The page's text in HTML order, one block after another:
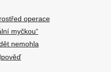
operace
myčkou“
nemohla